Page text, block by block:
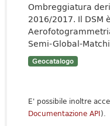
Ombreggiatura
2016/2017. Il DSM
Semi-Global-
Geocatalogo
E' possibile inoltre
Documentazione API).